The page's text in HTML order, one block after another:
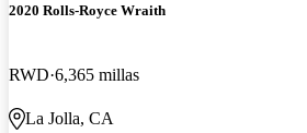
2020 Rolls-Royce Wraith
RWD 6,365 millas
La Jolla, CA